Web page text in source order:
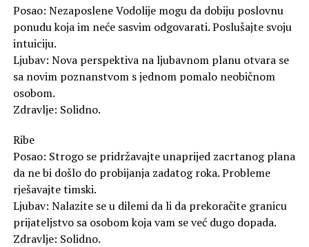
Posao: Nezaposlene Vodolije mogu da dobiju poslovnu
ponudu koja im neće sasvim odgovarati. Poslušajte svoju
intuiciju.
Ljubav: Nova perspektiva na ljubavnom planu otvara se
sa novim poznanstvom s jednom pomalo neobičnom
osobom.
Zdravlje: Solidno.
Ribe
Posao: Strogo se pridržavajte unaprijed zacrtanog plana
da ne bi došlo do probijanja zadatog roka. Probleme
rješavajte timski.
Ljubav: Nalazite se u dilemi da li da prekoračite granicu
prijateljstvo sa osobom koja vam se već dugo dopada.
Zdravlje: Solidno.